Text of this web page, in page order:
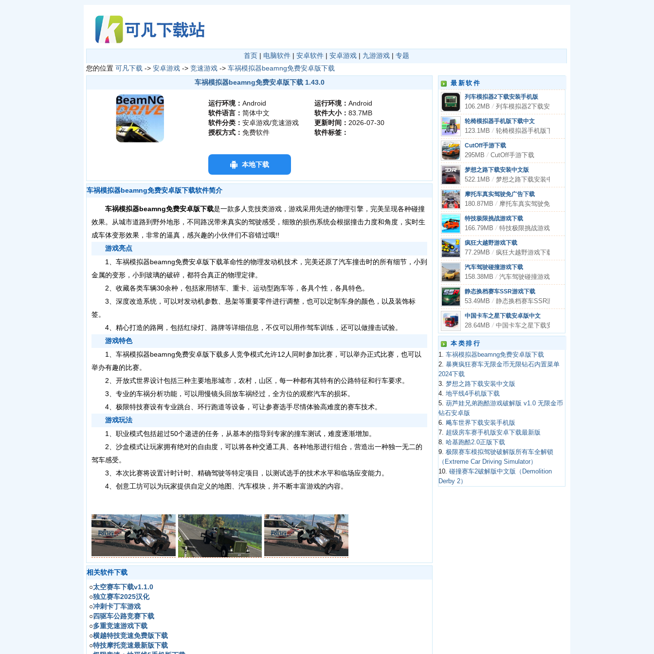
首页 | 电脑软件 | 安卓软件 | 安卓游戏 | 九游游戏 | 专题
您的位置 可凡下载 -> 安卓游戏 -> 竞速游戏 -> 车祸模拟器beamng免费安卓版下载
车祸模拟器beamng免费安卓版下载 1.43.0
运行环境： Android
软件语言： 简体中文
软件分类： 安卓游戏/竞速游戏
授权方式： 免费软件
运行环境： Android
软件大小： 83.7MB
更新时间： 2026-07-30
软件标签：
本地下载
车祸模拟器beamng免费安卓版下载软件简介
车祸模拟器beamng免费安卓版下载是一款多人竞技类游戏，游戏采用先进的物理引擎，完美呈现各种碰撞
效果。从城市道路到野外地形，不同路况带来真实的驾驶感受，细致的损伤系统会根据撞击力度和角度，实时生
成车体变形效果，非常的逼真，感兴趣的小伙伴们不容错过哦!!
游戏亮点
1、车祸模拟器beamng免费安卓版下载革命性的物理发动机技术，完美还原了汽车撞击时的所有细节，小到
金属的变形，小到玻璃的破碎，都符合真正的物理定律。
2、收藏各类车辆30余种，包括家用轿车、重卡、运动型跑车等，各具个性，各具特色。
3、深度改造系统，可以对发动机参数、悬架等重要零件进行调整，也可以定制车身的颜色，以及装饰标
签。
4、精心打造的路网，包括红绿灯、路牌等详细信息，不仅可以用作驾车训练，还可以做撞击试验。
游戏特色
1、车祸模拟器beamng免费安卓版下载多人竞争模式允许12人同时参加比赛，可以举办正式比赛，也可以
举办有趣的比赛。
2、开放式世界设计包括三种主要地形城市，农村，山区，每一种都有其特有的公路特征和行车要求。
3、专业的车祸分析功能，可以用慢镜头回放车祸经过，全方位的观察汽车的损坏。
4、极限特技赛设有专业跳台、环行跑道等设备，可让参赛选手尽情体验高难度的赛车技术。
游戏玩法
1、职业模式包括超过50个递进的任务，从基本的指导到专家的撞车测试，难度逐渐增加。
2、沙盒模式让玩家拥有绝对的自由度，可以将各种交通工具、各种地形进行组合，营造出一种独一无二的
驾车感受。
3、本次比赛将设置计时计时、精确驾驶等特定项目，以测试选手的技术水平和临场应变能力。
4、创意工坊可以为玩家提供自定义的地图、汽车模块，并不断丰富游戏的内容。
相关软件下载
○太空赛车下载v1.1.0
○独立赛车2025汉化
○冲刺卡丁车游戏
○四驱车公路竞赛下载
○多重竞速游戏下载
○横越特技竞速免费版下载
○特技摩托竞速最新版下载
最新软件
列车模拟器2下载安装手机版
106.2MB/ 列车模拟器2下载安装手机版
轮椅模拟器手机版下载中文
123.1MB/ 轮椅模拟器手机版下载中文
CutOff手游下载
295MB/ CutOff手游下载
梦想之路下载安装中文版
522.1MB/ 梦想之路下载安装中文版
摩托车真实驾驶免广告下载
180.87MB/ 摩托车真实驾驶免广告下载
特技极限挑战游戏下载
166.79MB/ 特技极限挑战游戏下载
疯狂大越野游戏下载
77.29MB/ 疯狂大越野游戏下载
汽车驾驶碰撞游戏下载
158.38MB/ 汽车驾驶碰撞游戏下载
静态换档赛车SSR游戏下载
53.49MB/ 静态换档赛车SSR游戏下载
中国卡车之星下载安卓版中文
28.64MB/ 中国卡车之星下载安卓版中文
本类排行
1. 车祸模拟器beamng免费安卓版下载
2. 暴爽疯狂赛车无限金币无限钻石内置菜单
2024下载
3. 梦想之路下载安装中文版
4. 地平线4手机版下载
5. 葫芦娃兄弟跑酷游戏破解版 v1.0 无限金币
钻石安卓版
6. 飚车世界下载安装手机版
7. 超级房车赛手机版安卓下载最新版
8. 哈基跑酷2.0正版下载
9. 极限赛车模拟驾驶破解版所有车全解锁
（Extreme Car Driving Simulator）
10. 碰撞赛车2破解版中文版（Demolition
Derby 2）